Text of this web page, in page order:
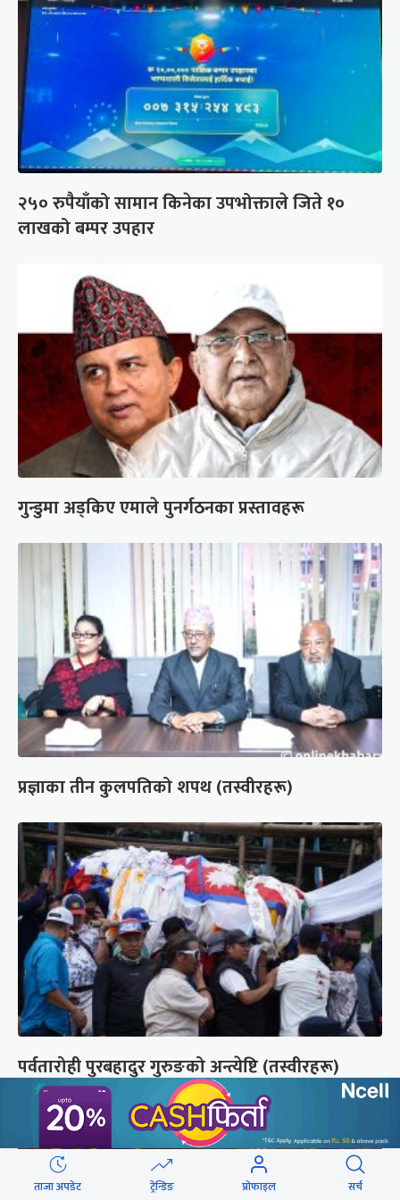
२५० रुपैयाँको सामान किनेका उपभोक्ताले जिते १०
लाखको बम्पर उपहार
गुन्डुमा अड्किए एमाले पुनर्गठनका प्रस्तावहरू
प्रज्ञाका तीन कुलपतिको शपथ (तस्वीरहरू)
पर्वतारोही पुरबहादुर गुरुङको अन्त्येष्टि (तस्वीरहरू)
ताजा अपडेट ट्रेन्डिङ प्रोफाइल सर्च